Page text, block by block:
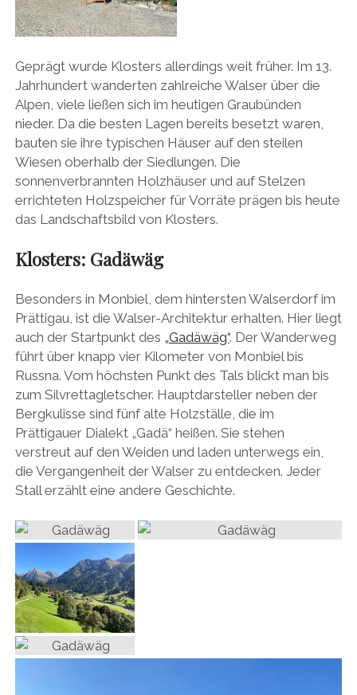
Geprägt wurde Klosters allerdings weit früher. Im 13.
Jahrhundert wanderten zahlreiche Walser über die
Alpen, viele ließen sich im heutigen Graubünden
nieder. Da die besten Lagen bereits besetzt waren,
bauten sie ihre typischen Häuser auf den steilen
Wiesen oberhalb der Siedlungen. Die
sonnenverbrannten Holzhäuser und auf Stelzen
errichteten Holzspeicher für Vorräte prägen bis heute
das Landschaftsbild von Klosters.
Klosters: Gadäwäg
Besonders in Monbiel, dem hintersten Walserdorf im
Prättigau, ist die Walser-Architektur erhalten. Hier liegt
auch der Startpunkt des „Gadäwäg“. Der Wanderweg
führt über knapp vier Kilometer von Monbiel bis
Russna. Vom höchsten Punkt des Tals blickt man bis
zum Silvrettagletscher. Hauptdarsteller neben der
Bergkulisse sind fünf alte Holzställe, die im
Prättigauer Dialekt „Gadä“ heißen. Sie stehen
verstreut auf den Weiden und laden unterwegs ein,
die Vergangenheit der Walser zu entdecken. Jeder
Stall erzählt eine andere Geschichte.